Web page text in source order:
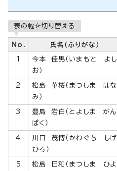
表の幅を切り替える
No. 氏名（ふりがな）
1
今本 佳男（いまもと よし
お）
2
松島 華桜（まつしま はな
み）
3
豊島 岩白（とよしま がん
ぱく）
4
川口 茂博（かわぐち しげ
ひろ）
5
松島 日和（まつしま ひよ